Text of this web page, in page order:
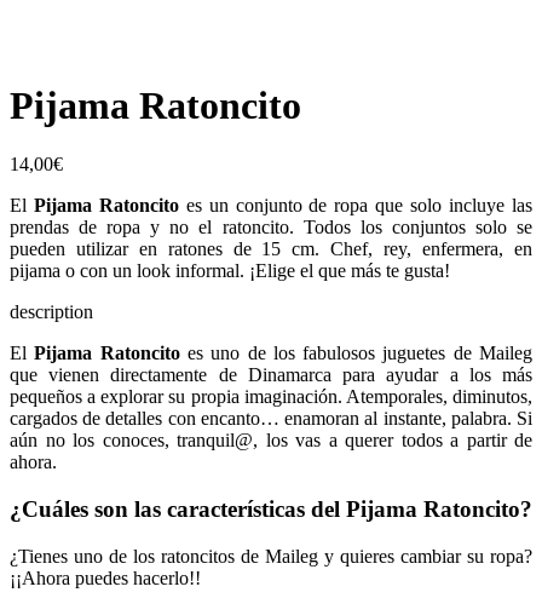
Pijama Ratoncito
14,00€
El Pijama Ratoncitoes un conjunto de ropa que solo incluye las
prendas de ropa y no el ratoncito. Todos los conjuntos solo se
pueden utilizar en ratones de 15 cm. Chef, rey, enfermera, en
pijama o con un look informal. ¡Elige el que más te gusta!
description
ElPijama Ratoncito es uno de los fabulosos juguetes de Maileg
que vienen directamente de Dinamarca para ayudar a los más
pequeños a explorar su propia imaginación. Atemporales, diminutos,
cargados de detalles con encanto… enamoran al instante, palabra. Si
aún no los conoces, tranquil@, los vas a querer todos a partir de
ahora.
¿Cuáles son las características del Pijama Ratoncito?
¿Tienes uno de los ratoncitos de Maileg y quieres cambiar su ropa?
¡¡Ahora puedes hacerlo!!